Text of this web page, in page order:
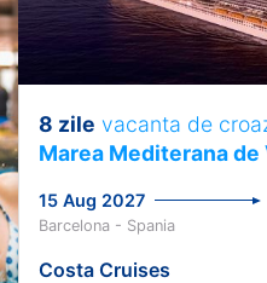
8 zile vacanta de
Marea Mediterana de
15 Aug 2027
Barcelona - Spania
Costa Cruises